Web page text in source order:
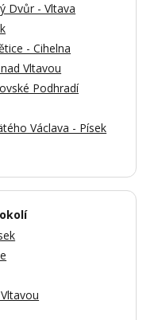
Dvůr - Vltava
- Cihelna
Vltavou
Podhradí
Václava - Písek